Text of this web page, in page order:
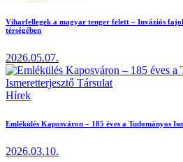
Viharfellegek a magyar tenger felett – Inváziós
térségében
2026.05.07.
Hírek
Emlékülés Kaposváron – 185 éves a Tudományos
2026.03.10.